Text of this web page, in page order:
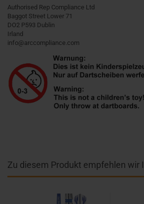
Authorised Rep Compliance Ltd
Baggot Street Lower 71
DO2 P593 Dublin
Irland
info@arccompliance.com
Zu diesem Produkt empfehlen wir